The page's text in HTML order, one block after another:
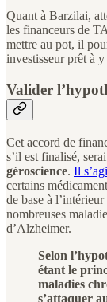
Quant à Barzilai,
les financeurs de
mettre au pot, il
investisseur prêt à
Valider
Cet accord de
s’il est finalisé,
géroscience. Il
certains
de base à
nombreuses
d’Alzheimer.
Selon
étant le
maladies
s’attaquer